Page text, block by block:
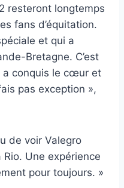
resteront longtemps
fans d’équitation.
et qui a
Bretagne. C’est
a conquis le cœur et
pas exception »,
de voir Valegro
Rio. Une expérience
pour toujours. »